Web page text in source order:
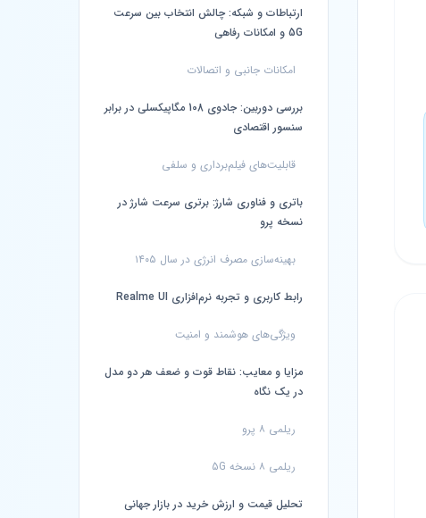
ارتباطات و شبکه: چالش انتخاب بین سرعت
5G و امکانات رفاهی
امکانات جانبی و اتصالات
بررسی دوربین: جادوی 108 مگاپیکسلی در برابر
سنسور اقتصادی
قابلیت‌های فیلم‌برداری و سلفی
باتری و فناوری شارژ: برتری سرعت شارژ در
نسخه پرو
بهینه‌سازی مصرف انرژی در سال ۱۴۰۵
رابط کاربری و تجربه نرم‌افزاری Realme UI
ویژگی‌های هوشمند و امنیت
مزایا و معایب: نقاط قوت و ضعف هر دو مدل
در یک نگاه
ریلمی ۸ پرو
ریلمی ۸ نسخه 5G
تحلیل قیمت و ارزش خرید در بازار جهانی